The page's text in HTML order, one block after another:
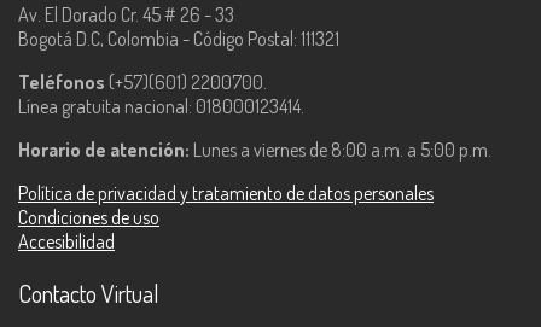
Av. El Dorado Cr. 45 # 26 - 33
Bogotá D.C, Colombia - Código Postal: 111321
Teléfonos (+57)(601) 2200700.
Línea gratuita nacional: 018000123414.
Horario de atención: Lunes a viernes de 8:00 a.m. a 5:00 p.m.
Política de privacidad y tratamiento de datos personales
Condiciones de uso
Accesibilidad
Contacto Virtual